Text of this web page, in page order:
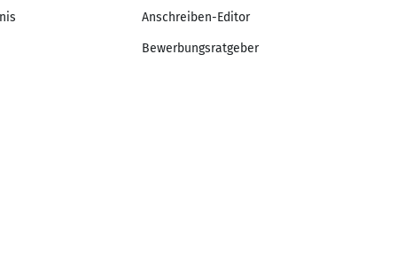
Anschreiben-Editor
Bewerbungsratgeber